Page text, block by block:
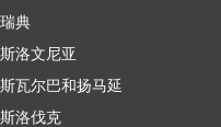
瑞典
斯洛文尼亚
斯瓦尔巴和扬马延
斯洛伐克